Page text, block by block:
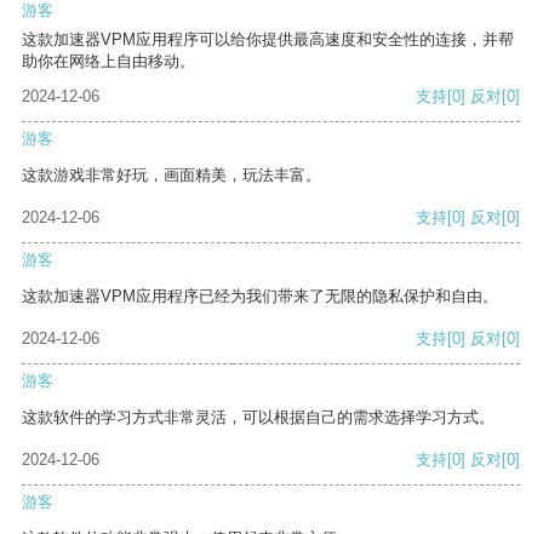
游客
这款加速器VPM应用程序可以给你提供最高速度和安全性的连接，并帮
助你在网络上自由移动。
2024-12-06
支持[0] 反对[0]
游客
这款游戏非常好玩，画面精美，玩法丰富。
2024-12-06 支持[0] 反对[0]
游客
这款加速器VPM应用程序已经为我们带来了无限的隐私保护和自由。
2024-12-06 支持[0] 反对[0]
游客
这款软件的学习方式非常灵活，可以根据自己的需求选择学习方式。
2024-12-06 支持[0] 反对[0]
游客